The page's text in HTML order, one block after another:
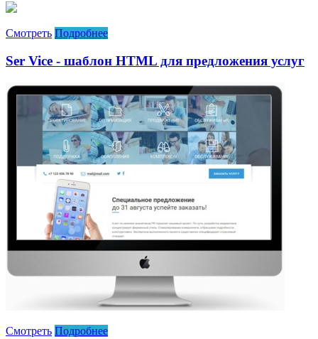
Смотреть Подробнее
Ser Vice - шаблон HTML для предложения услуг
Смотреть Подробнее